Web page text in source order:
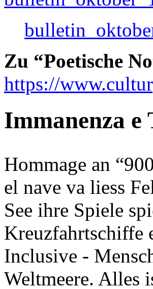
Zu “Poetische
https://
Immanenza e
Hommage an
el nave va liess
See ihre Spiele
Kreuzfahrtschiffe
Inclusive -
Weltmeere. Alles